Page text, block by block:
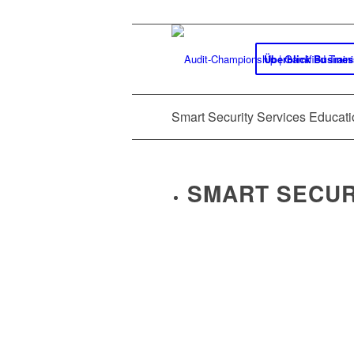
Überblick
Smart Security Services
SMART